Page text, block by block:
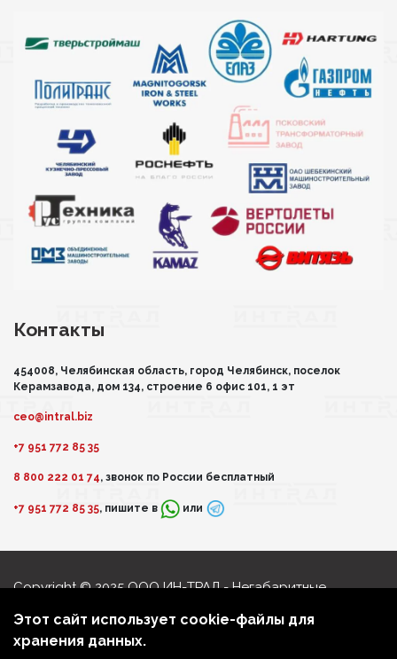
Этот сайт использует cookie-файлы для
хранения данных.
Контакты
454008, Челябинская область, город Челябинск, поселок
Керамзавода, дом 134, строение 6 офис 101, 1 эт
ceo@intral.biz
+7 951 772 85 35
8 800 222 01 74, звонок по России бесплатный
+7 951 772 85 35, пишите в или
Copyright © 2025 ООО ИН-ТРАЛ - Негабаритные
Политика обработки персональных данных